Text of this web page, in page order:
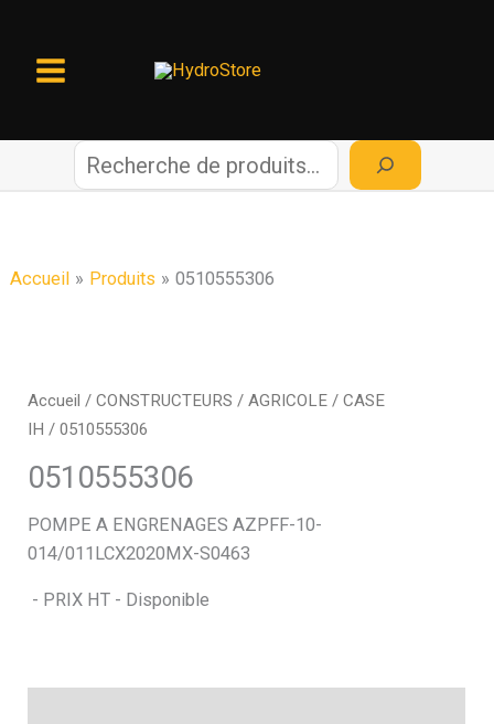
contenu
c
r
c
h
e
Accueil Produits 0510555306
Accueil /CONSTRUCTEURS /AGRICOLE /CASE
IH / 0510555306
0510555306
POMPE A ENGRENAGES AZPFF-10-
014/011LCX2020MX-S0463
- PRIX HT - Disponible